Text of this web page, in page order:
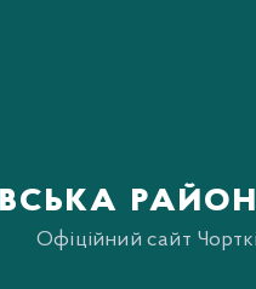
Офіційний сайт